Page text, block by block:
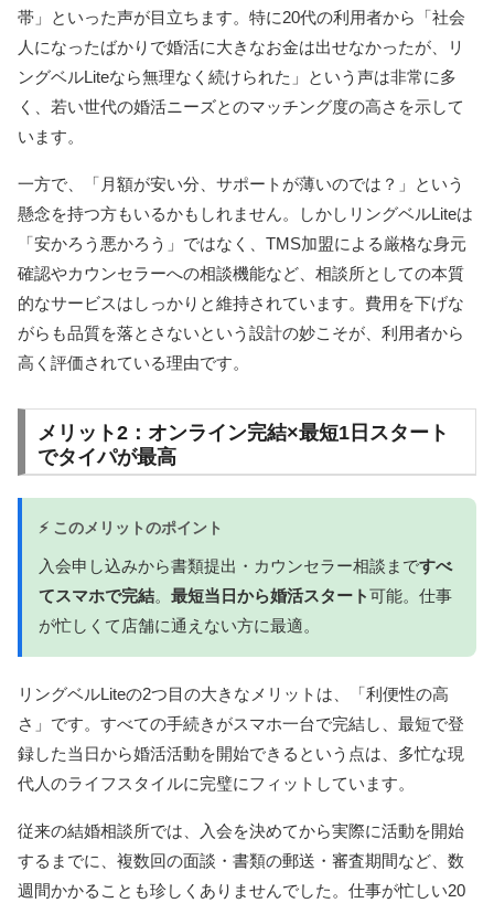
帯」といった声が目立ちます。特に20代の利用者から「社会
人になったばかりで婚活に大きなお金は出せなかったが、リ
ングベルLiteなら無理なく続けられた」という声は非常に多
く、若い世代の婚活ニーズとのマッチング度の高さを示して
います。
一方で、「月額が安い分、サポートが薄いのでは？」という
懸念を持つ方もいるかもしれません。しかしリングベルLiteは
「安かろう悪かろう」ではなく、TMS加盟による厳格な身元
確認やカウンセラーへの相談機能など、相談所としての本質
的なサービスはしっかりと維持されています。費用を下げな
がらも品質を落とさないという設計の妙こそが、利用者から
高く評価されている理由です。
メリット2：オンライン完結×最短1日スタート
でタイパが最高
⚡ このメリットのポイント
入会申し込みから書類提出・カウンセラー相談まですべ
てスマホで完結。 最短当日から婚活スタート可能。仕事
が忙しくて店舗に通えない方に最適。
リングベルLiteの2つ目の大きなメリットは、「利便性の高
さ」です。すべての手続きがスマホ一台で完結し、最短で登
録した当日から婚活活動を開始できるという点は、多忙な現
代人のライフスタイルに完璧にフィットしています。
従来の結婚相談所では、入会を決めてから実際に活動を開始
するまでに、複数回の面談・書類の郵送・審査期間など、数
週間かかることも珍しくありませんでした。仕事が忙しい20